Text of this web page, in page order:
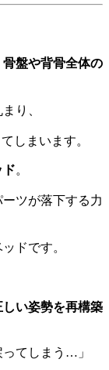
骨盤や背骨全体の
り、
しまいます。
ド。
ツが落下する力
ドです。
い姿勢を再構築
ってしまう…」